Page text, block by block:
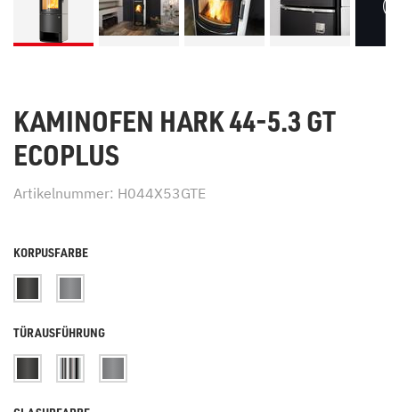
KAMINOFEN HARK 44-5.3 GT
ECOPLUS
Artikelnummer: H044X53GTE
KORPUSFARBE
TÜRAUSFÜHRUNG